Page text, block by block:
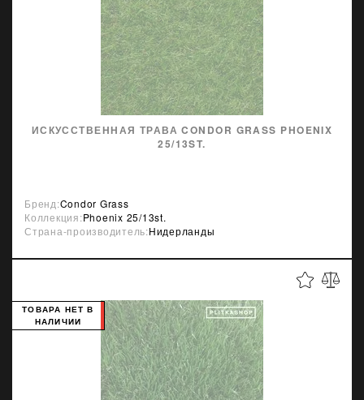
ИСКУССТВЕННАЯ ТРАВА CONDOR GRASS PHOENIX
25/13ST.
Бренд:Condor Grass
Коллекция:Phoenix 25/13st.
Страна-производитель:Нидерланды
ТОВАРА НЕТ В
НАЛИЧИИ